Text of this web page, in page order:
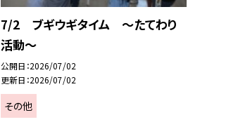
7/2 ブギウギタイム ～たてわり
活動～
公開日 2026/07/02
更新日 2026/07/02
その他